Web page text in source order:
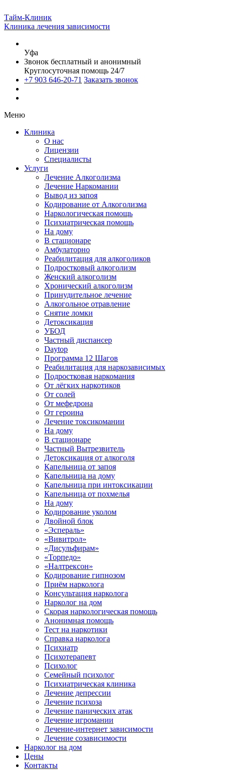
Тайм-Клиник
Клиника лечения зависимости
Уфа
Звонок бесплатный и анонимный
Круглосуточная помощь 24/7
+7 903 646-20-71 Заказать звонок
Меню
Клиника
О нас
Лицензии
Специалисты
Услуги
Лечение Алкоголизма
Лечение Наркомании
Вывод из запоя
Кодирование от Алкоголизма
Наркологическая помощь
Психиатрическая помощь
На дому
В стационаре
Амбулаторно
Реабилитация для алкоголиков
Подростковый алкоголизм
Женский алкоголизм
Хронический алкоголизм
Принудительное лечение
Алкогольное отравление
Снятие ломки
Детоксикация
УБОД
Частный диспансер
Daytop
Программа 12 Шагов
Реабилитация для наркозависимых
Подростковая наркомания
От лёгких наркотиков
От солей
От мефедрона
От героина
Лечение токсикомании
На дому
В стационаре
Частный Вытрезвитель
Детоксикация от алкоголя
Капельница от запоя
Капельница на дому
Капельница при интоксикации
Капельница от похмелья
На дому
Кодирование уколом
Двойной блок
«Эспераль»
«Вивитрол»
«Дисульфирам»
«Торпедо»
«Налтрексон»
Кодирование гипнозом
Приём нарколога
Консультация нарколога
Нарколог на дом
Скорая наркологическая помощь
Анонимная помощь
Тест на наркотики
Справка нарколога
Психиатр
Психотерапевт
Психолог
Семейный психолог
Психиатрическая клиника
Лечение депрессии
Лечение психоза
Лечение панических атак
Лечение игромании
Лечение-интернет зависимости
Лечение созависимости
Нарколог на дом
Цены
Контакты